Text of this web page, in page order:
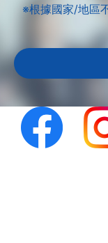
※根據國家/地區